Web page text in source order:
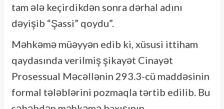
tam ələ keçirdikdən sonra dərhal adını
dəyişib “Şassi” qoydu”.
Məhkəmə müəyyən edib ki, xüsusi ittiham
qaydasında verilmiş şikayət Cinayət
Prosessual Məcəllənin 293.3-cü maddəsinin
formal tələblərini pozmaqla tərtib edilib. Bu